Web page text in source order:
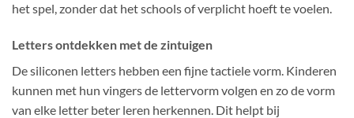
het spel, zonder dat het schools of verplicht hoeft te voelen.
Letters ontdekken met de zintuigen
De siliconen letters hebben een fijne tactiele vorm. Kinderen
kunnen met hun vingers de lettervorm volgen en zo de vorm
van elke letter beter leren herkennen. Dit helpt bij